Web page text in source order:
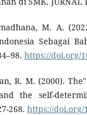
M. A.
Sebagai
https://doi.org/
R. M. (2000).
the self-
268. https://doi.org/